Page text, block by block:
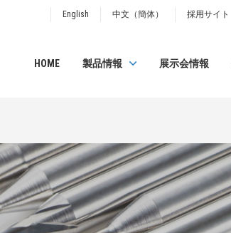
English 中文（簡体） 採用サイト
HOME 製品情報 展示会情報